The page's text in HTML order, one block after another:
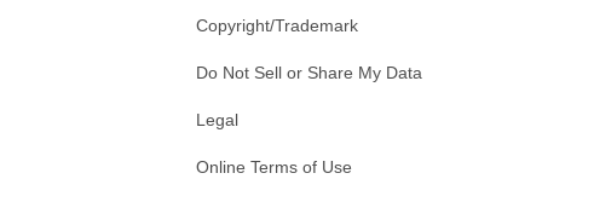
Copyright/Trademark
Do Not Sell or Share My Data
Legal
Online Terms of Use